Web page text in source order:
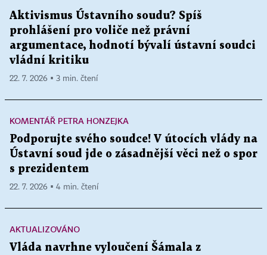
Aktivismus Ústavního soudu? Spíš
prohlášení pro voliče než právní
argumentace, hodnotí bývalí ústavní soudci
vládní kritiku
22. 7. 2026 ▪ 3 min. čtení
KOMENTÁŘ PETRA HONZEJKA
Podporujte svého soudce! V útocích vlády na
Ústavní soud jde o zásadnější věci než o spor
s prezidentem
22. 7. 2026 ▪ 4 min. čtení
AKTUALIZOVÁNO
Vláda navrhne vyloučení Šámala z